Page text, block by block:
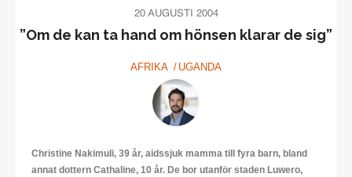
20 AUGUSTI 2004
”Om de kan ta hand om hönsen klarar de sig”
AFRIKA UGANDA
Christine Nakimuli, 39 år, aidssjuk mamma till fyra barn, bland
annat dottern Cathaline, 10 år. De bor utanför staden Luwero,